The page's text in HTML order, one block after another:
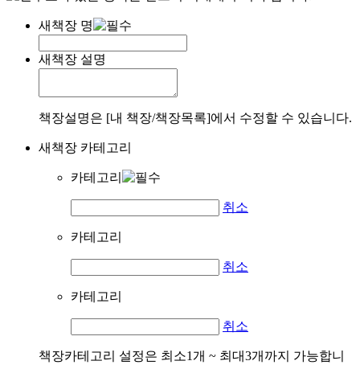
새책장 명
새책장 설명
책장설명은 [내 책장/책장목록]에서 수정할 수 있습니다.
새책장 카테고리
카테고리
취소
카테고리
취소
카테고리
취소
책장카테고리 설정은 최소1개 ~ 최대3개까지 가능합니